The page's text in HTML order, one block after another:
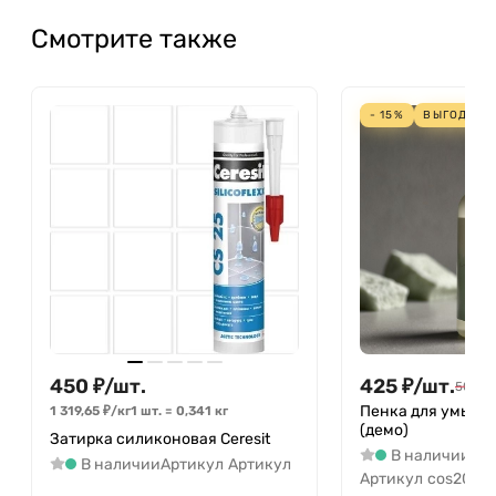
Смотрите также
450 ₽/шт.
1 319,65 ₽/кг1 шт. = 0,341 кг
Затирка силиконовая Ceresit
В наличииАртикул Артикул
- 15% ВЫГОДА
425₽/шт.500
Пенка для
(демо)
В наличии
Артикул